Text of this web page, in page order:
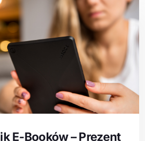
E-Booków – Prezent